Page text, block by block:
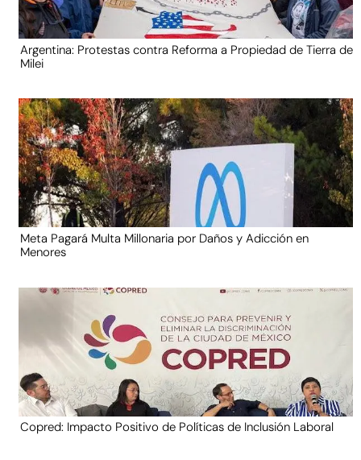
Argentina: Protestas contra Reforma a Propiedad de Tierra de
Milei
Meta Pagará Multa Millonaria por Daños y Adicción en
Menores
Copred: Impacto Positivo de Políticas de Inclusión Laboral